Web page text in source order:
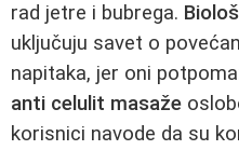
rad jetre i bubrega.
uključuju savet o
napitaka, jer oni
anti celulit masaže
korisnici navode da su